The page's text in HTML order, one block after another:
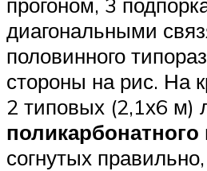
диагональными
половинного
стороны на рис. На
2 типовых (2,1х6 м)
поликарбонатного
согнутых